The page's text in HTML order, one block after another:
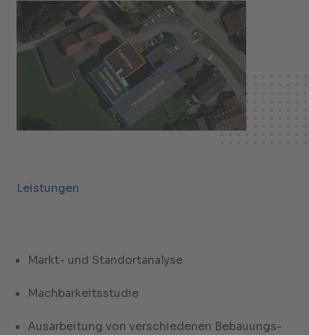
Leistungen
Markt- und Standortanalyse
Machbarkeitsstudie
Ausarbeitung von verschiedenen Bebauungs-